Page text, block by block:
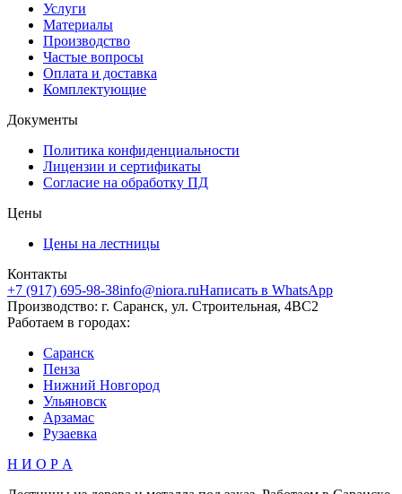
Услуги
Материалы
Производство
Частые вопросы
Оплата и доставка
Комплектующие
Документы
Политика конфиденциальности
Лицензии и сертификаты
Согласие на обработку ПД
Цены
Цены на лестницы
Контакты
+7 (917) 695-98-38info@niora.ruНаписать в WhatsApp
Производство: г. Саранск, ул. Строительная, 4ВС2
Работаем в городах:
Саранск
Пенза
Нижний Новгород
Ульяновск
Арзамас
Рузаевка
Н И О Р А